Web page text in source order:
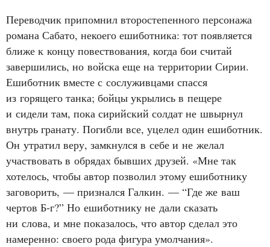
Переводчик припомнил второстепенного персонажа
романа Сабато, некоего ешиботника: тот появляется
ближе к концу повествования, когда бои считай
завершились, но войска еще на территории Сирии.
Ешиботник вместе с сослуживцами спасся
из горящего танка; бойцы укрылись в пещере
и сидели там, пока сирийский солдат не швырнул
внутрь гранату. Погибли все, уцелел один ешиботник.
Он утратил веру, замкнулся в себе и не желал
участвовать в обрядах бывших друзей. «Мне так
хотелось, чтобы автор позволил этому ешиботнику
заговорить, — признался Галкин. — “Где же ваш
чертов Б‑г?” Но ешиботнику не дали сказать
ни слова, и мне показалось, что автор сделал это
намеренно: своего рода фигура умолчания».